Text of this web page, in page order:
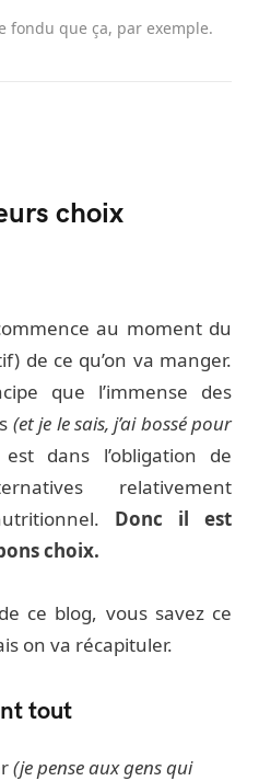
fondu que ça, par exemple.
choix
au moment du
de ce qu’on va manger.
que l’immense des
(et je le sais, j’ai bossé pour
est dans l’obligation de
relativement
Donc il est
choix.
ce blog, vous savez ce
on va récapituler.
tout
(je pense aux gens qui